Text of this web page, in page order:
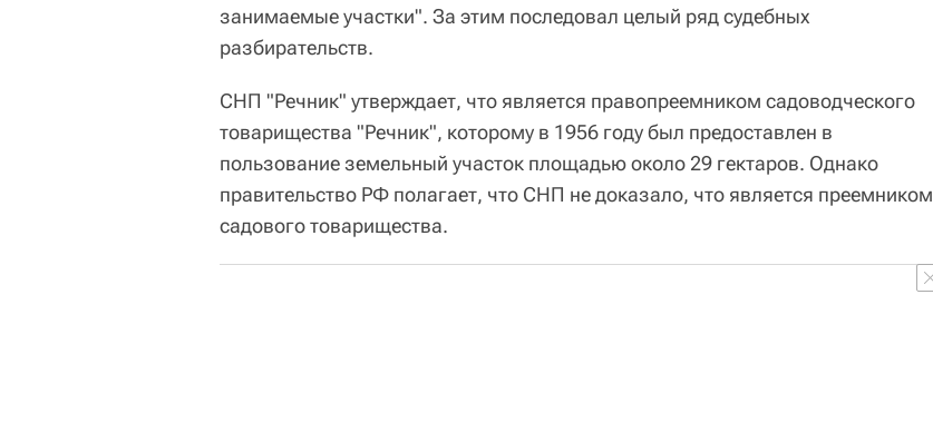
занимаемые участки". За этим последовал целый ряд судебных
разбирательств.
СНП "Речник" утверждает, что является правопреемником садоводческого
товарищества "Речник", которому в 1956 году был предоставлен в
пользование земельный участок площадью около 29 гектаров. Однако
правительство РФ полагает, что СНП не доказало, что является преемником
садового товарищества.